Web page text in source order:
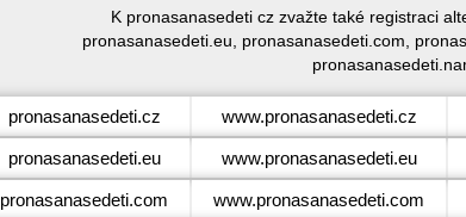
K pronasanasedeti cz zvažte také registraci
pronasanasedeti.eu, pronasanasedeti.com,
pronasanasedeti.cz www.pronasanasedeti.cz
pronasanasedeti.eu www.pronasanasedeti.eu
pronasanasedeti.com www.pronasanasedeti.com